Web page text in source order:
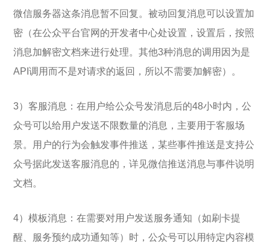
微信服务器这条消息暂不回复。被动回复消息可以设置加
密（在公众平台官网的开发者中心处设置，设置后，按照
消息加解密文档来进行处理。其他3种消息的调用因为是
API调用而不是对请求的返回，所以不需要加解密）。
3）客服消息：在用户给公众号发消息后的48小时内，公
众号可以给用户发送不限数量的消息，主要用于客服场
景。用户的行为会触发事件推送，某些事件推送是支持公
众号据此发送客服消息的，详见微信推送消息与事件说明
文档。
4）模板消息：在需要对用户发送服务通知（如刷卡提
醒、服务预约成功通知等）时，公众号可以用特定内容模